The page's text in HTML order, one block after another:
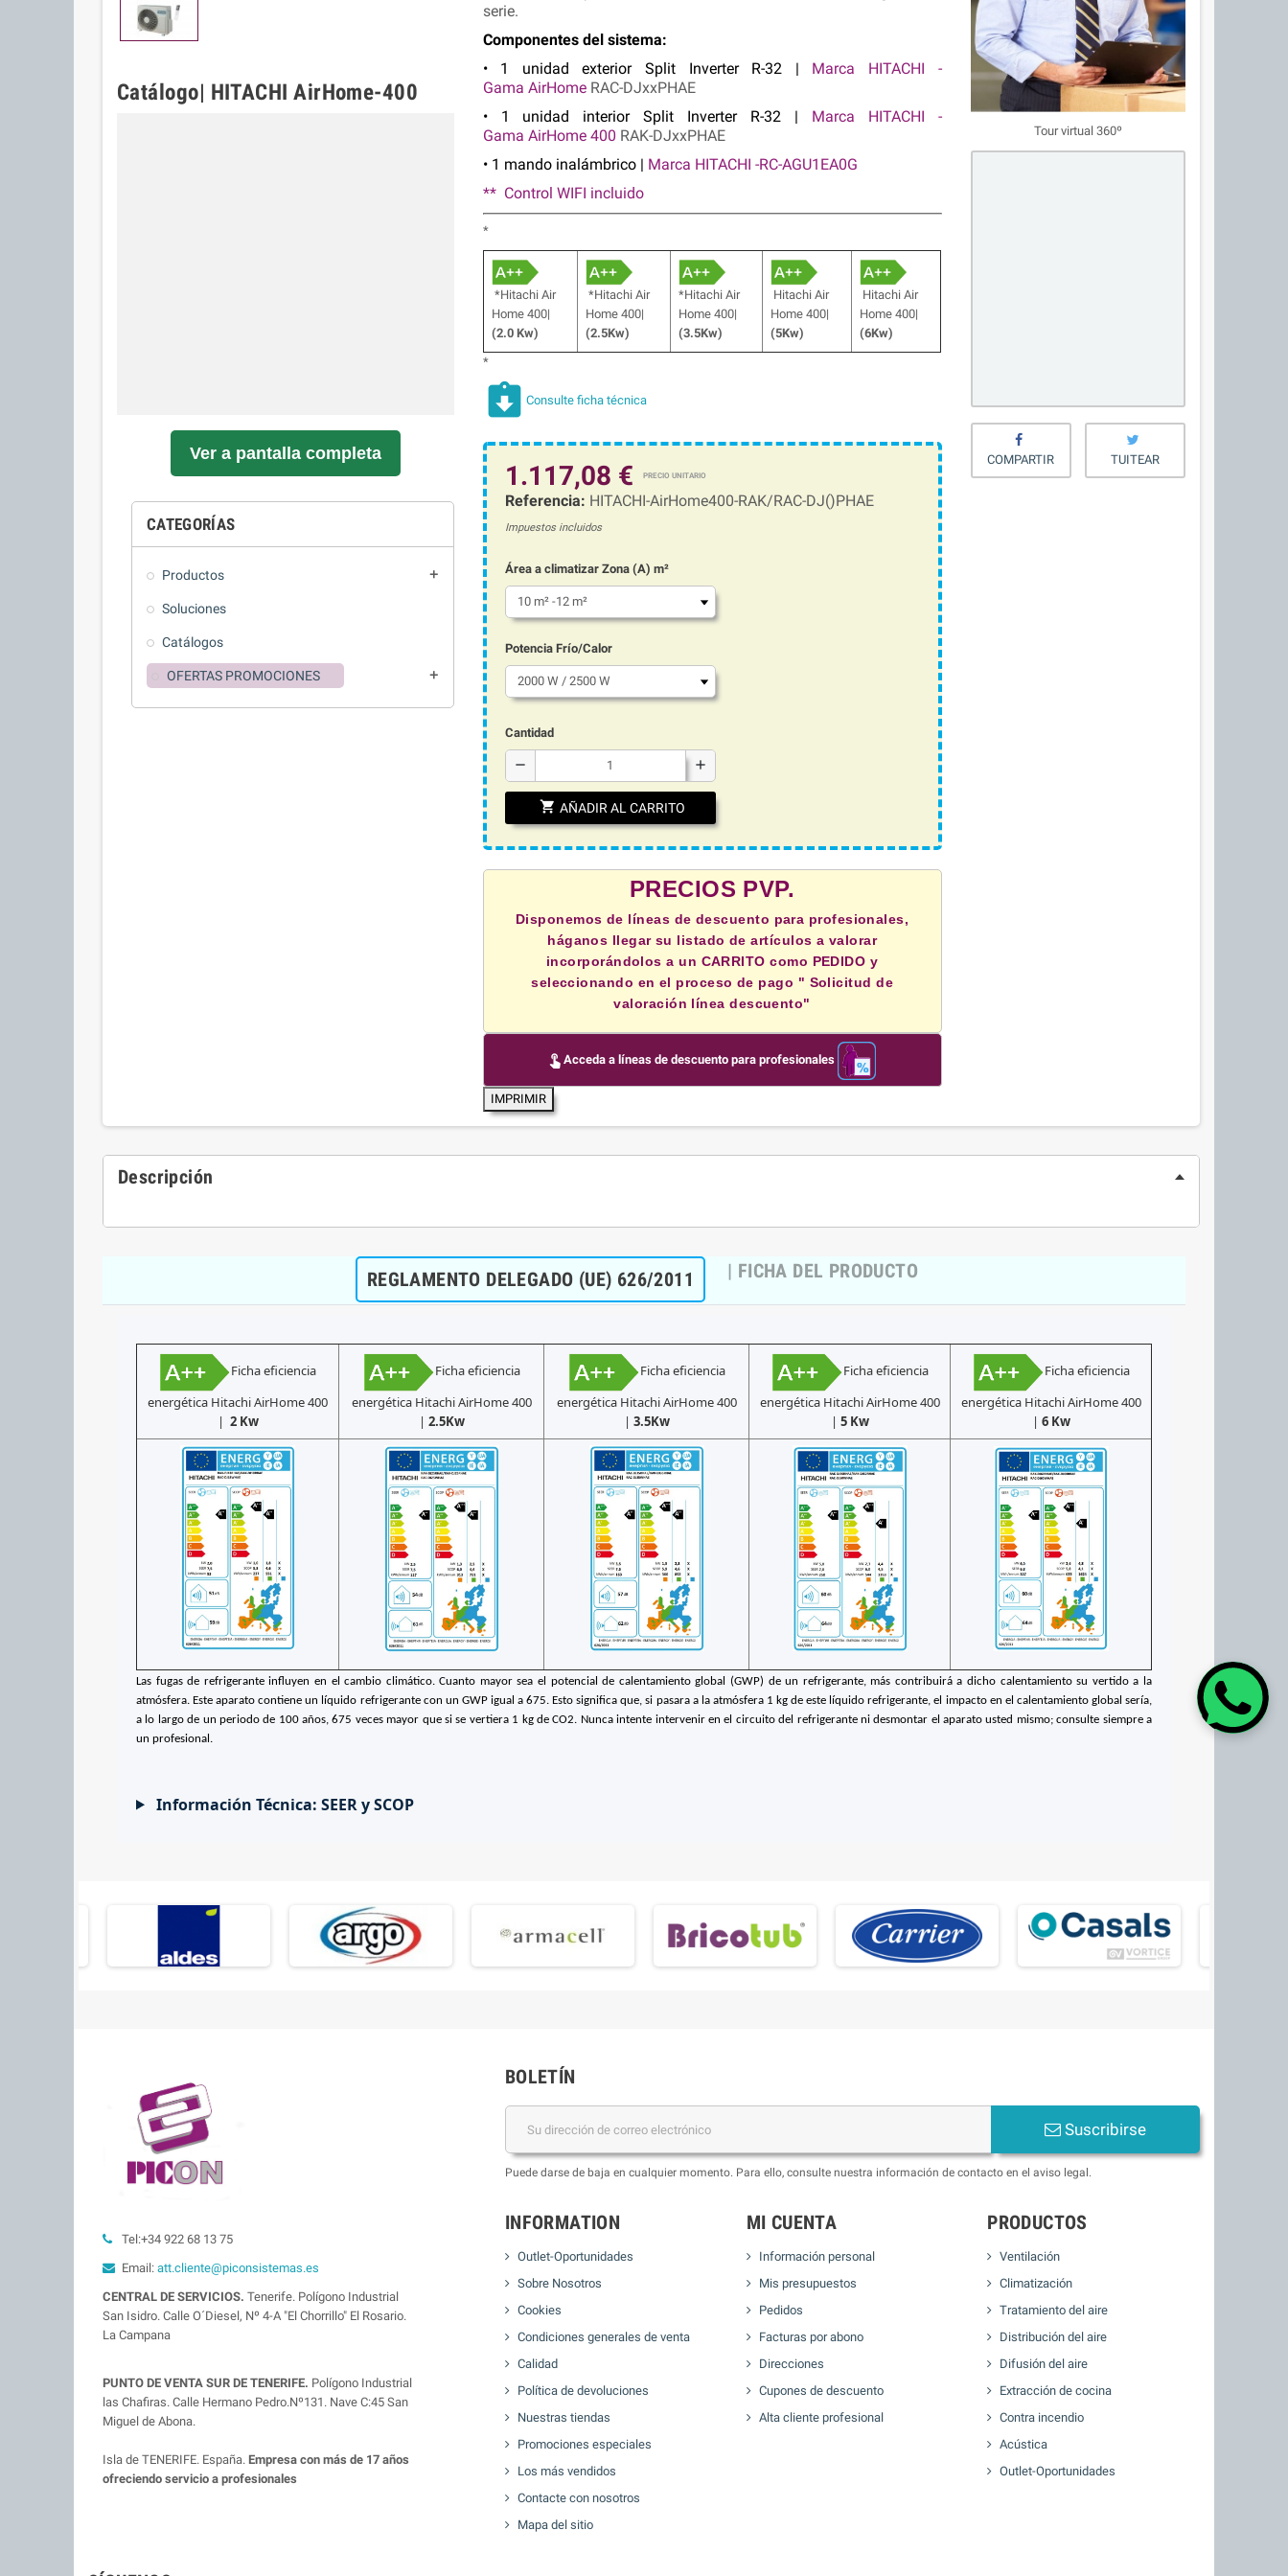
Catálogo| HITACHI AirHome-400
Ver a pantalla completa
CATEGORÍAS
Productos add
Soluciones
Catálogos
OFERTAS PROMOCIONES add
serie.
Componentes del sistema:
• 1 unidad exterior Split Inverter R-32 | Marca HITACHI -
Gama AirHome RAC-DJxxPHAE
• 1 unidad interior Split Inverter R-32 | Marca HITACHI -
Gama AirHome 400 RAK-DJxxPHAE
• 1 mando inalámbrico | Marca HITACHI -RC-AGU1EA0G
** Control WIFI incluido
*
*Hitachi Air
Home 400|
(2.0 Kw)
*Hitachi Air
Home 400|
(2.5Kw)
*Hitachi Air
Home 400|
(3.5Kw)
Hitachi Air
Home 400|
(5Kw)
Hitachi Air
Home 400|
(6Kw)
*
assignment_returnedConsulte ficha técnica
1.117,08 €
Referencia: HITACHI-AirHome400-RAK/RAC-DJ()PHAE
Impuestos incluidos
Área a climatizar Zona (A) m²
Potencia Frío/Calor
Cantidad
remove add
shopping_cart AÑADIR AL CARRITO
PRECIOS PVP.
Disponemos de líneas de descuento para profesionales,
háganos llegar su listado de artículos a valorar
incorporándolos a un CARRITO como PEDIDO y
seleccionando en el proceso de pago " Solicitud de
valoración línea descuento"
touch_app Acceda a líneas de descuento para profesionales
IMPRIMIR
Tour virtual 360º
COMPARTIR TUITEAR
Descripción
REGLAMENTO DELEGADO (UE) 626/2011 | FICHA DEL PRODUCTO
Ficha eficiencia
energética Hitachi AirHome 400
| 2 Kw
Ficha eficiencia
energética Hitachi AirHome 400
| 2.5Kw
Ficha eficiencia
energética Hitachi AirHome 400
| 3.5Kw
Ficha eficiencia
energética Hitachi AirHome 400
| 5 Kw
Ficha eficiencia
energética Hitachi AirHome 400
| 6 Kw
Las fugas de refrigerante influyen en el cambio climático. Cuanto mayor sea el potencial de calentamiento global (GWP) de un refrigerante, más contribuirá a dicho calentamiento su vertido a la
atmósfera. Este aparato contiene un líquido refrigerante con un GWP igual a 675. Esto significa que, si pasara a la atmósfera 1 kg de este líquido refrigerante, el impacto en el calentamiento global sería,
a lo largo de un periodo de 100 años, 675 veces mayor que si se vertiera 1 kg de CO2. Nunca intente intervenir en el circuito del refrigerante ni desmontar el aparato usted mismo; consulte siempre a
un profesional.
Información Técnica: SEER y SCOP
Tel:+34 922 68 13 75
Email: att.cliente@piconsistemas.es
CENTRAL DE SERVICIOS. Tenerife. Polígono Industrial
San Isidro. Calle O´Diesel, Nº 4-A "El Chorrillo" El Rosario.
La Campana
PUNTO DE VENTA SUR DE TENERIFE. Polígono Industrial
las Chafiras. Calle Hermano Pedro.Nº131. Nave C:45 San
Miguel de Abona.
Isla de TENERIFE. España. Empresa con más de 17 años
ofreciendo servicio a profesionales
BOLETÍN
Suscribirse
Puede darse de baja en cualquier momento. Para ello, consulte nuestra información de contacto en el aviso legal.
INFORMATION
Outlet-Oportunidades
Sobre Nosotros
Cookies
Condiciones generales de venta
Calidad
Política de devoluciones
Nuestras tiendas
Promociones especiales
Los más vendidos
Contacte con nosotros
Mapa del sitio
MI CUENTA
Información personal
Mis presupuestos
Pedidos
Facturas por abono
Direcciones
Cupones de descuento
Alta cliente profesional
PRODUCTOS
Ventilación
Climatización
Tratamiento del aire
Distribución del aire
Difusión del aire
Extracción de cocina
Contra incendio
Acústica
Outlet-Oportunidades